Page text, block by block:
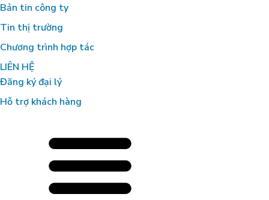
Bản tin công ty
Tin thị trường
Chương trình hợp tác
LIÊN HỆ
Đăng ký đại lý
Hỗ trợ khách hàng